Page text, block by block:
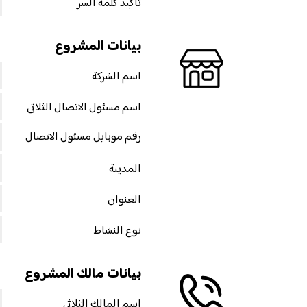
تأكيد كلمة السر
بيانات المشروع
اسم الشركة
اسم مسئول الاتصال الثلاثى
رقم موبايل مسئول الاتصال
المدينة
العنوان
نوع النشاط
بيانات مالك المشروع